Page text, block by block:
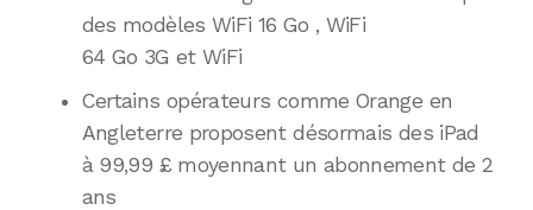
des modèles WiFi 16 Go , WiFi
64 Go 3G et WiFi
Certains opérateurs comme Orange en
Angleterre proposent désormais des iPad
à 99,99 £ moyennant un abonnement de 2
ans